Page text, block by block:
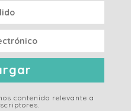
contenido relevante a